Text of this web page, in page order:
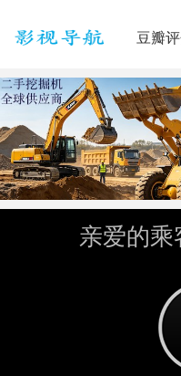
豆瓣
亲爱的乘